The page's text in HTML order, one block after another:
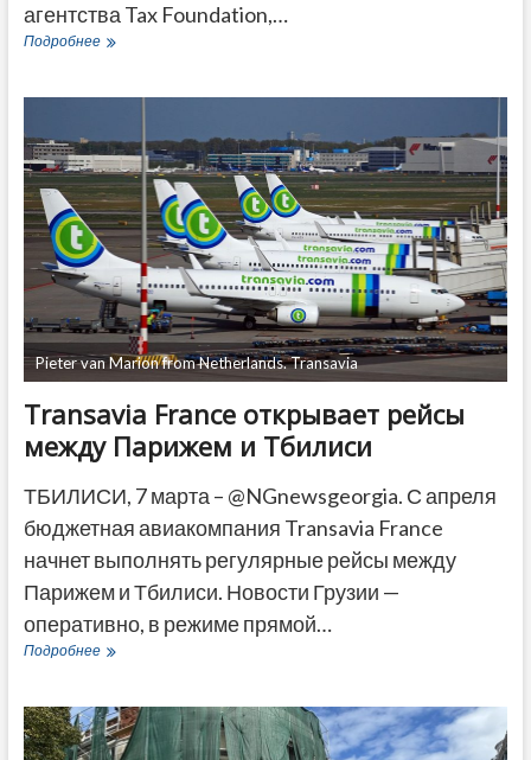
агентства Tax Foundation,…
ПодробнееГрузия
с
самыми
низкими
ставками
подоходного
налога
Европе
Pieter van Marion from Netherlands. Transavia
Transavia France открывает рейсы
между Парижем и Тбилиси
ТБИЛИСИ, 7 марта – @NGnewsgeorgia. С апреля
бюджетная авиакомпания Transavia France
начнет выполнять регулярные рейсы между
Парижем и Тбилиси. Новости Грузии —
оперативно, в режиме прямой…
ПодробнееTransavia
рейсы
между
Парижем